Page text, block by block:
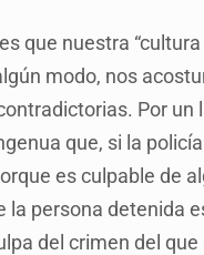
que nuestra “cultura
modo, nos
Por un
que, si la
es culpable de
la persona detenida
del crimen del que